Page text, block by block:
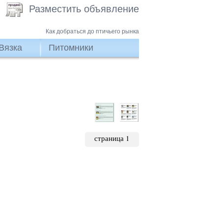
Разместить объявление
Как добраться до птичьего рынка
Питомники
страница 1